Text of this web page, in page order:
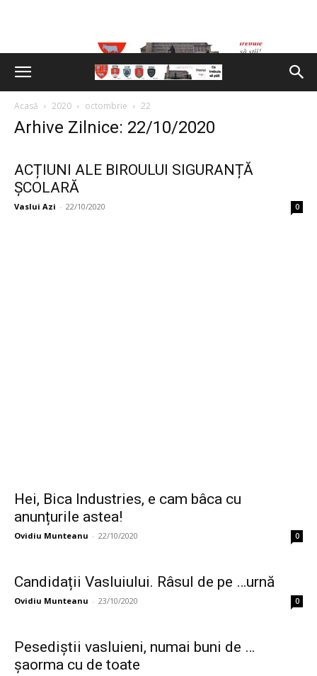
Acasă 2020 octombrie 22
Arhive Zilnice: 22/10/2020
ACȚIUNI ALE BIROULUI SIGURANȚĂ
ȘCOLARĂ
Vaslui Azi - 22/10/2020 0
Hei, Bica Industries, e cam bâca cu
anunțurile astea!
Ovidiu Munteanu - 22/10/2020 0
Candidații Vasluiului. Râsul de pe …urnă
Ovidiu Munteanu - 23/10/2020 0
Pesediștii vasluieni, numai buni de …
șaorma cu de toate